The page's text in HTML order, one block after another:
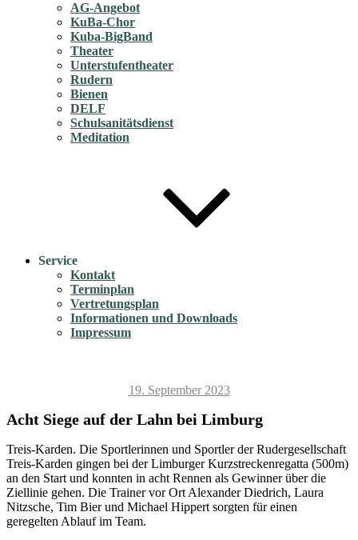
AG-Angebot
KuBa-Chor
Kuba-BigBand
Theater
Unterstufentheater
Rudern
Bienen
DELF
Schulsanitätsdienst
Meditation
Service
Kontakt
Terminplan
Vertretungsplan
Informationen und Downloads
Impressum
Veröffentlicht
19. September 2023
Acht Siege auf der Lahn bei Limburg
Treis-Karden. Die Sportlerinnen und Sportler der Rudergesellschaft
Treis-Karden gingen bei der Limburger Kurzstreckenregatta (500m)
an den Start und konnten in acht Rennen als Gewinner über die
Ziellinie gehen. Die Trainer vor Ort Alexander Diedrich, Laura
Nitzsche, Tim Bier und Michael Hippert sorgten für einen
geregelten Ablauf im Team.